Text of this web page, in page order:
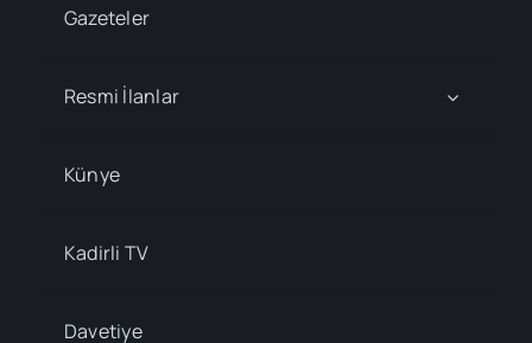
Gazeteler
Resmi İlanlar
Künye
Kadirli TV
Davetiye